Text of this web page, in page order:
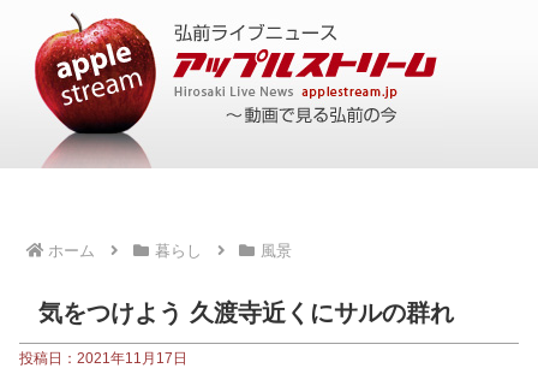
ホーム 暮らし 風景
気をつけよう 久渡寺近くにサルの群れ
投稿日：2021年11月17日